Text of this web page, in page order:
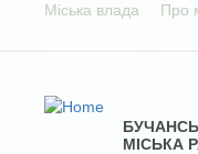
Міська влада Про
МІСЬКА